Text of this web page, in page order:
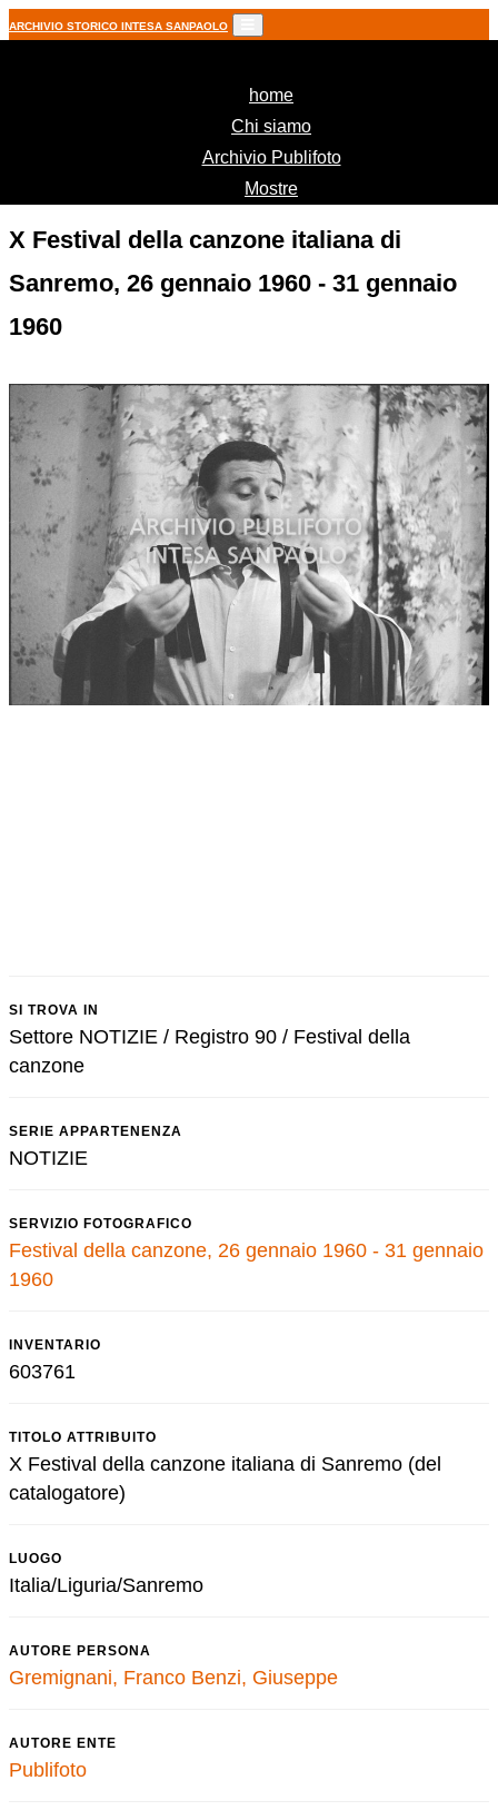
ARCHIVIO STORICO INTESA SANPAOLO
home(current)
Chi siamo
Archivio Publifoto
Mostre
X Festival della canzone italiana di
Sanremo, 26 gennaio 1960 - 31 gennaio
1960
SI TROVA IN
Settore NOTIZIE / Registro 90 / Festival della
canzone
SERIE APPARTENENZA
NOTIZIE
SERVIZIO FOTOGRAFICO
Festival della canzone, 26 gennaio 1960 - 31 gennaio
1960
INVENTARIO
603761
TITOLO ATTRIBUITO
X Festival della canzone italiana di Sanremo (del
catalogatore)
LUOGO
Italia/Liguria/Sanremo
AUTORE PERSONA
Gremignani, Franco Benzi, Giuseppe
AUTORE ENTE
Publifoto